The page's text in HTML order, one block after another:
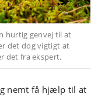
hurtig genvej til at
det dog vigtigt at
det fra ekspert.
nemt få hjælp til at